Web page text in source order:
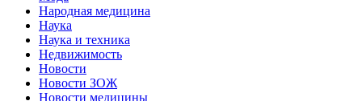
Народная медицина
Наука
Наука и техника
Недвижимость
Новости
Новости ЗОЖ
Новости медицины